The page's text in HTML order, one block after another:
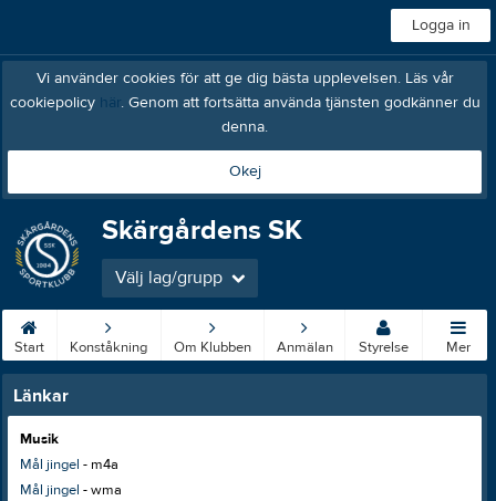
Logga in
Vi använder cookies för att ge dig bästa upplevelsen. Läs vår
cookiepolicy här. Genom att fortsätta använda tjänsten godkänner du
denna.
Okej
Skärgårdens SK
Välj lag/grupp
Start Konståkning Om Klubben Anmälan Styrelse Mer
Länkar
Musik
Mål jingel - m4a
Mål jingel - wma